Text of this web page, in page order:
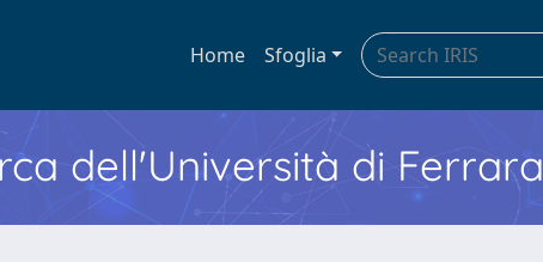
Home Sfoglia
dell'Università di Ferrara